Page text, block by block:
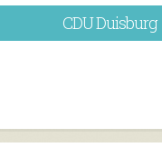
CDU Duisburg